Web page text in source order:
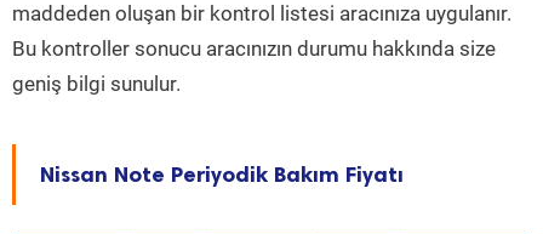
maddeden oluşan bir kontrol listesi aracınıza uygulanır.
Bu kontroller sonucu aracınızın durumu hakkında size
geniş bilgi sunulur.
Nissan Note Periyodik Bakım Fiyatı